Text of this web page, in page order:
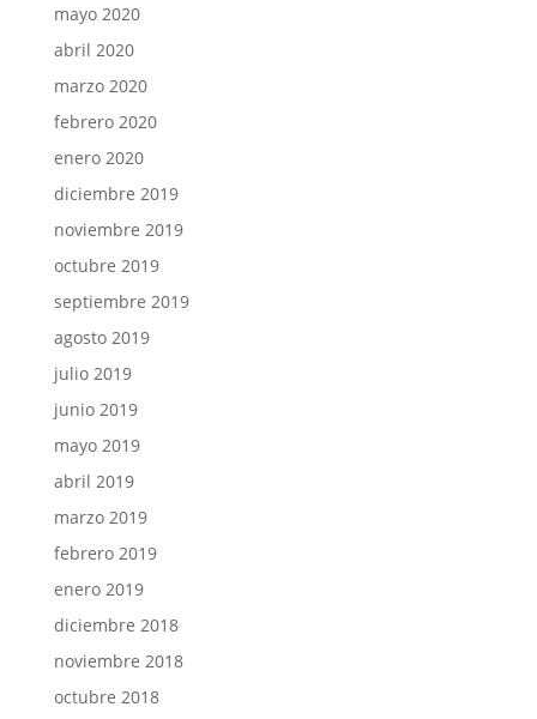
mayo 2020
abril 2020
marzo 2020
febrero 2020
enero 2020
diciembre 2019
noviembre 2019
octubre 2019
septiembre 2019
agosto 2019
julio 2019
junio 2019
mayo 2019
abril 2019
marzo 2019
febrero 2019
enero 2019
diciembre 2018
noviembre 2018
octubre 2018